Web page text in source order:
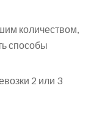
количеством,
способы
2 или 3